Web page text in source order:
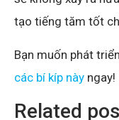
tạo tiếng tăm tốt
Bạn muốn phát
các bí kíp này ngay!
Related